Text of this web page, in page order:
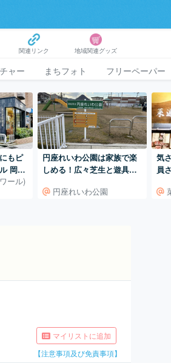
関連リンク 地域関連グッズ
ャー まちフォト フリーペーパー
もピ
岡本
ール)
円座れいわ公園は家族で楽
しめる！広々芝生と遊具が
円座れいわ公園
気
員
マイリストに追加
【注意事項及び免責事項】